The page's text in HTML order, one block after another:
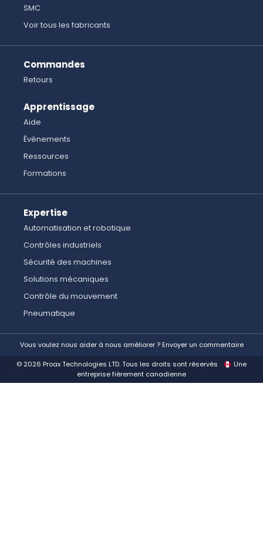
SMC
Voir tous les fabricants
Commandes
Retours
Apprentissage
Aide
Événements
Ressources
Formations
Expertise
Automatisation et robotique
Contrôles industriels
Sécurité des machines
Solutions mécaniques
Contrôle du mouvement
Pneumatique
Vous voulez nous aider à nous améliorer ? Envoyer un commentaire
© 2026 Proax Technologies LTD. Tous les droits sont réservés
Une
entreprise fièrement canadienne